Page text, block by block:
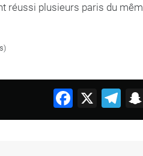
réussi plusieurs paris du
X